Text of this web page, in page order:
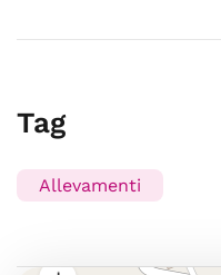
Tag
Allevamenti